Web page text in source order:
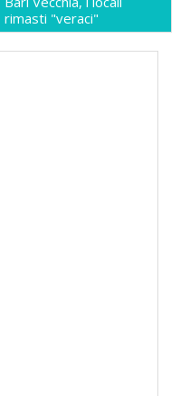
rimasti "veraci"